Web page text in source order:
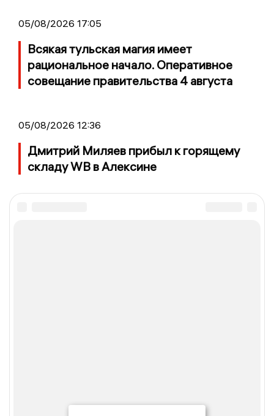
05/08/2026 17:05
Всякая тульская магия имеет
рациональное начало. Оперативное
совещание правительства 4 августа
05/08/2026 12:36
Дмитрий Миляев прибыл к горящему
складу WB в Алексине